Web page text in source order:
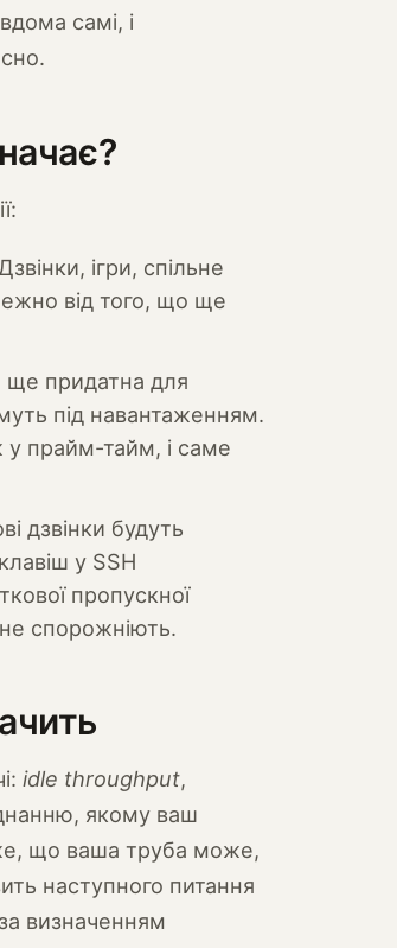
самі, і
ігри, спільне
від того, що ще
придатна для
під навантаженням.
прайм-тайм, і саме
дзвінки будуть
у SSH
пропускної
спорожніють.
idle throughput,
якому ваш
що ваша труба може,
наступного питання
визначенням